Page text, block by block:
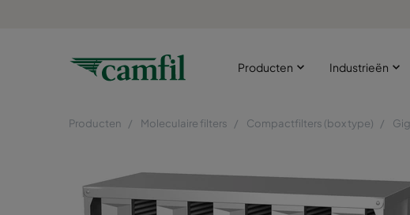
Producten Industrieën
Producten Moleculaire filters Compactfilters (box type)